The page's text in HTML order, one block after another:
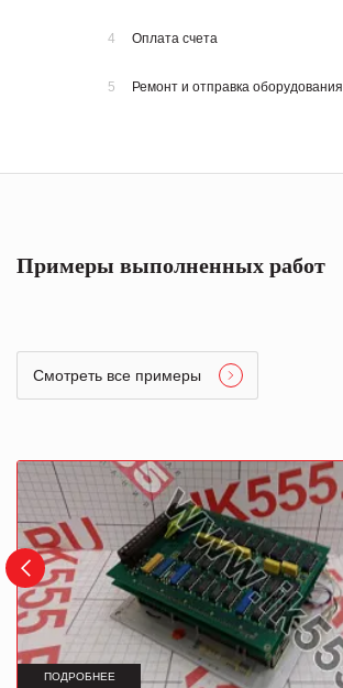
4 Оплата счета
5 Ремонт и отправка оборудования
Примеры выполненных работ
Смотреть все примеры
ПОДРОБНЕЕ